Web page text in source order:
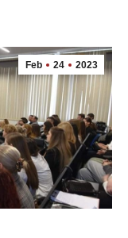
Feb 24 2023